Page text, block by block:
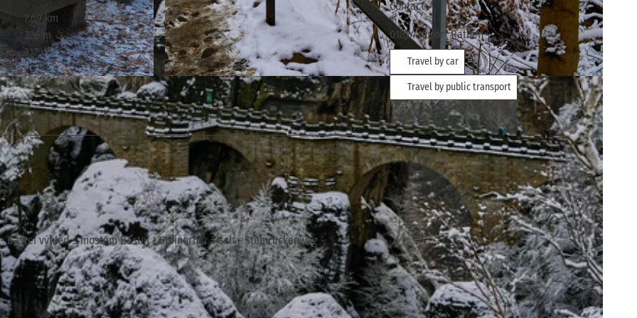
© Yvonne Brückner, Tourismusverband Sächsische Schweiz
7.69 km
326 m
317 m
výhled s mostem Bastei - Steinerner Tisch - Steinrückenweg -
Contact
01824Kurort Rathen
Travel by car
Travel by public transport